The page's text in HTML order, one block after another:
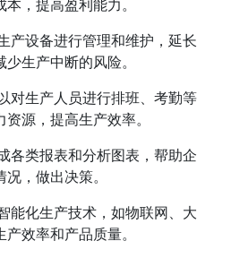
，提高盈利能力。
产设备进行管理和维护，延长
生产中断的风险。
对生产人员进行排班、考勤等
源，提高生产效率。
各类报表和分析图表，帮助企
，做出决策。
能化生产技术，如物联网、大
效率和产品质量。